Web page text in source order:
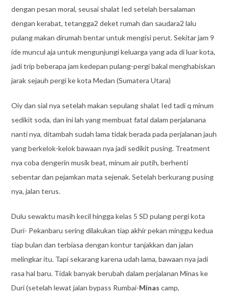
dengan pesan moral, seusai shalat Ied setelah bersalaman
dengan kerabat, tetangga2 deket rumah dan saudara2 lalu
pulang makan dirumah bentar untuk mengisi perut. Sekitar jam 9
ide muncul aja untuk mengunjungi keluarga yang ada di luar kota,
jadi trip beberapa jam kedepan pulang-pergi bakal menghabiskan
jarak sejauh pergi ke kota Medan (Sumatera Utara)
Oiy dan sial nya setelah makan sepulang shalat Ied tadi q minum
sedikit soda, dan ini lah yang membuat fatal dalam perjalanana
nanti nya, ditambah sudah lama tidak berada pada perjalanan jauh
yang berkelok-kelok bawaan nya jadi sedikit pusing. Treatment
nya coba dengerin musik beat, minum air putih, berhenti
sebentar dan pejamkan mata sejenak. Setelah berkurang pusing
nya, jalan terus.
Dulu sewaktu masih kecil hingga kelas 5 SD pulang pergi kota
Duri- Pekanbaru sering dilakukan tiap akhir pekan minggu kedua
tiap bulan dan terbiasa dengan kontur tanjakkan dan jalan
melingkar itu. Tapi sekarang karena udah lama, bawaan nya jadi
rasa hal baru. Tidak banyak berubah dalam perjalanan Minas ke
Duri (setelah lewat jalan bypass Rumbai-Minas camp,